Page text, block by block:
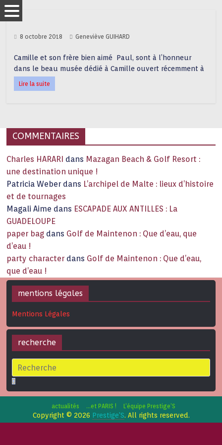
8 octobre 2018 Geneviève GUIHARD
Camille et son frère bien aimé Paul, sont à l’honneur
dans le beau musée dédié à Camille ouvert récemment à
Lire la suite
COMMENTAIRES
Charles HARARI dans Mazagan Beach & Golf Resort :
une destination unique !
Patricia Weber dans L’archipel de Malte : lieux d’histoire
et de tournages
Magali Aime dans ESCAPADE AUX ANTILLES : La
GUADELOUPE
paper bag dans Golf de Maintenon : Que d’eau, que
d’eau !
party character dans Golf de Maintenon : Que d’eau,
que d’eau !
mentions légales
Mentions Légales
recherche
actualités …et PARIS ! L’équipe Prestige’S
Copyright © 2026 Prestige'S. All rights reserved.